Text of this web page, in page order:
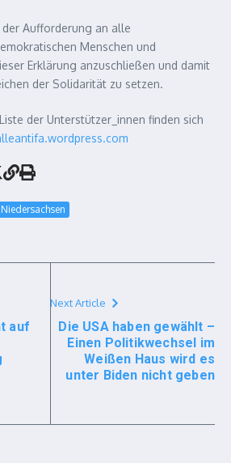
Aufforderung an alle
Menschen und
Erklärung anzuschließen und damit
der Solidarität zu setzen.
der Unterstützer_innen finden sich
Niedersachsen
auf
Next Article
Die USA haben gewählt –
Einen Politikwechsel im
Weißen Haus wird es
unter Biden nicht geben